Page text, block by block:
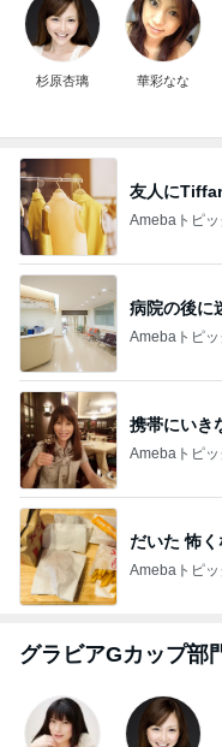
杉原杏璃 華彩なな
友人に
Amebaトピッ
病院の後に
Amebaトピッ
携帯にいき
Amebaトピッ
だいた 怖
Amebaトピッ
グラビアGカップ部